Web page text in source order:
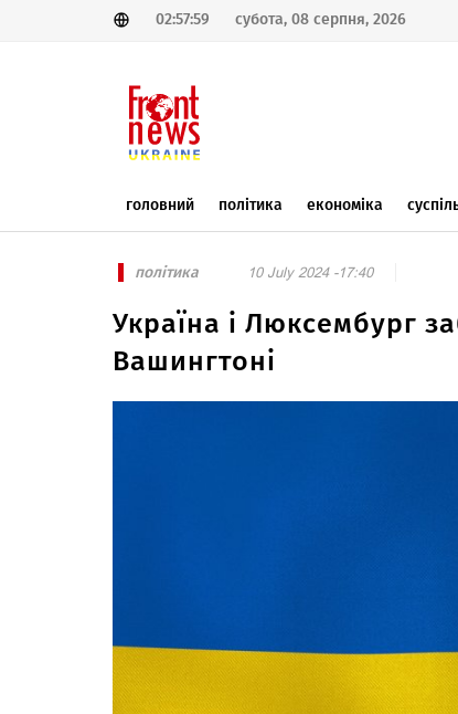
02:57:59 субота, 08 серпня, 2026
головний політика економіка
політика 10 July 2024 -17:40
Україна і Люксембург
Вашингтоні